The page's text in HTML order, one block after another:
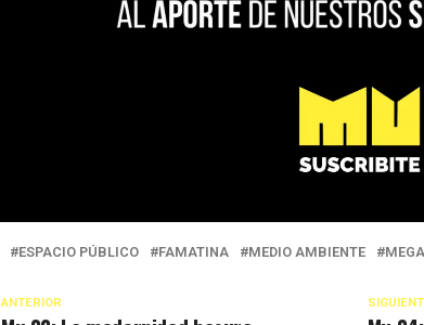
ESPACIO PÚBLICO FAMATINA MEDIO AMBIENTE
ANTERIOR